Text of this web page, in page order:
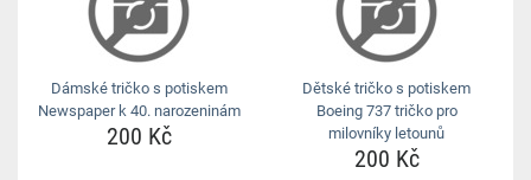
Dámské tričko s potiskem
Newspaper k 40. narozeninám
200 Kč
Dětské tričko s potiskem
Boeing 737 tričko pro
milovníky letounů
200 Kč